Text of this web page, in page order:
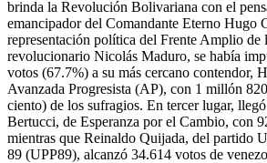
brinda la Revolución Bolivariana con el
emancipador del Comandante Eterno Hugo
representación política del Frente Amplio de
revolucionario Nicolás Maduro, se había
votos (67.7%) a su más cercano contendor,
Avanzada Progresista (AP), con 1 millón
ciento) de los sufragios. En tercer lugar,
Bertucci, de Esperanza por el Cambio, con
mientras que Reinaldo Quijada, del partido
89 (UPP89), alcanzó 34.614 votos de